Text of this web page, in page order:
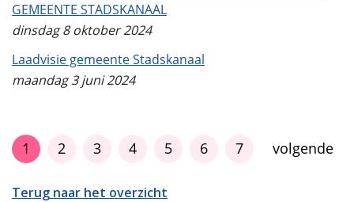
GEMEENTE STADSKANAAL
dinsdag 8 oktober 2024
Laadvisie gemeente Stadskanaal
maandag 3 juni 2024
1 2 3 4 5 6 7 volgende
Terug naar het overzicht